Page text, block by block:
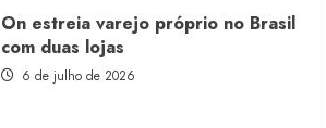
On estreia varejo próprio no Brasil
com duas lojas
6 de julho de 2026